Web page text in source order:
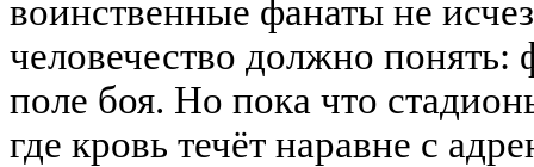
воинственные фанаты не
человечество должно понять:
поле боя. Но пока что
где кровь течёт наравне с